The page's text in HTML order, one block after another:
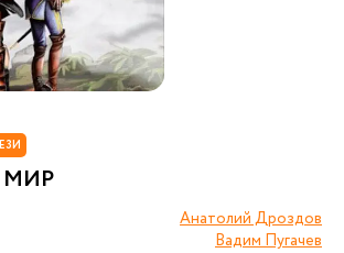
МИР
Анатолий Дроздов
Вадим Пугачев